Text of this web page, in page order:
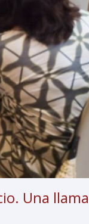
Una